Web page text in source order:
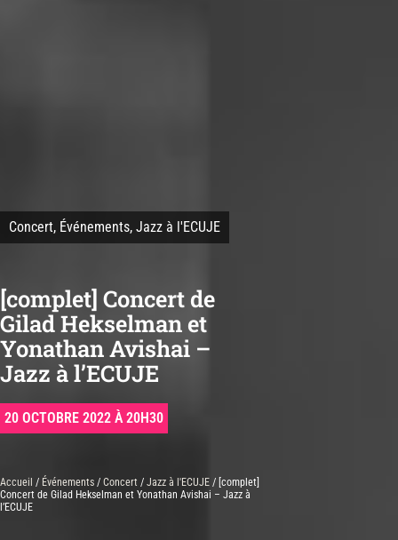
Concert, Événements, Jazz à l'ECUJE
[complet] Concert de
Gilad Hekselman et
Yonathan Avishai –
Jazz à l’ECUJE
20 OCTOBRE 2022 À 20H30
Accueil / Événements / Concert / Jazz à l'ECUJE / [complet]
Concert de Gilad Hekselman et Yonathan Avishai – Jazz à
l’ECUJE